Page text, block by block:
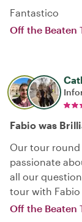
Fantastico
Off the Beaten
Fabio was
Our tour round
passionate
all our
tour with Fabio
Off the Beaten